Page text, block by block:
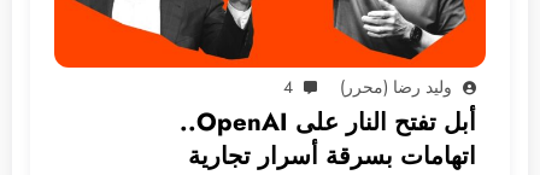
وليد رضا (محرر) 4
أبل تفتح النار على OpenAI..
اتهامات بسرقة أسرار تجارية